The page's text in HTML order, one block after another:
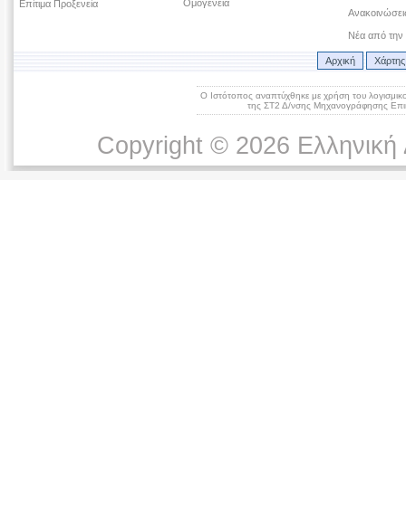
Επίτιμα Προξενεία Ομογένεια
Νέα από την
Αρχική
Ο Ιστότοπος αναπτύχθηκε με χρήση του
της ΣΤ2 Δ/νσης Μηχανογράφησης
Copyright © 2026